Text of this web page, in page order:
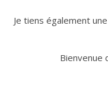
Je tiens également
Bienvenue